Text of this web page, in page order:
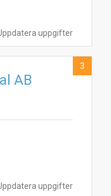
uppgifter
uppgifter
AB
3